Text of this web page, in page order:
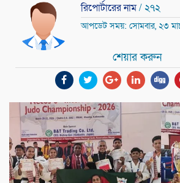
রিপোর্টারের নাম/ ২৭২
আপডেট সময়: সোমবার, ২৩
শেয়ার করুন